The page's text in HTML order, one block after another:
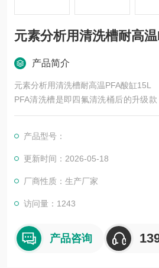
元素分析用清洗槽耐高
产品简介
元素分析用清洗槽耐高温PFA酸缸15L
PFA清洗槽是即四氟清洗桶后的升级
皿设计，一体成型，无需担心漏液。主
产品型号：
更新时间：2026-05-18
厂商性质：生产厂家
访问量：1243
产品咨询